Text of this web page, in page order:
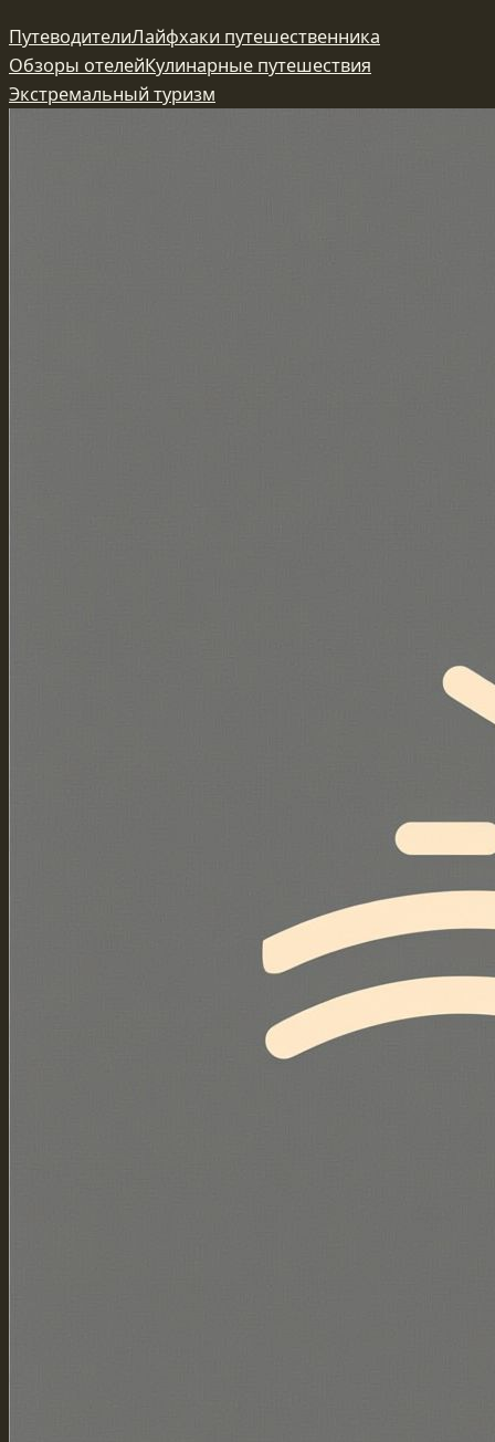
к
содержимому
ПутеводителиЛайфхаки путешественника
Обзоры отелейКулинарные путешествия
Экстремальный туризм